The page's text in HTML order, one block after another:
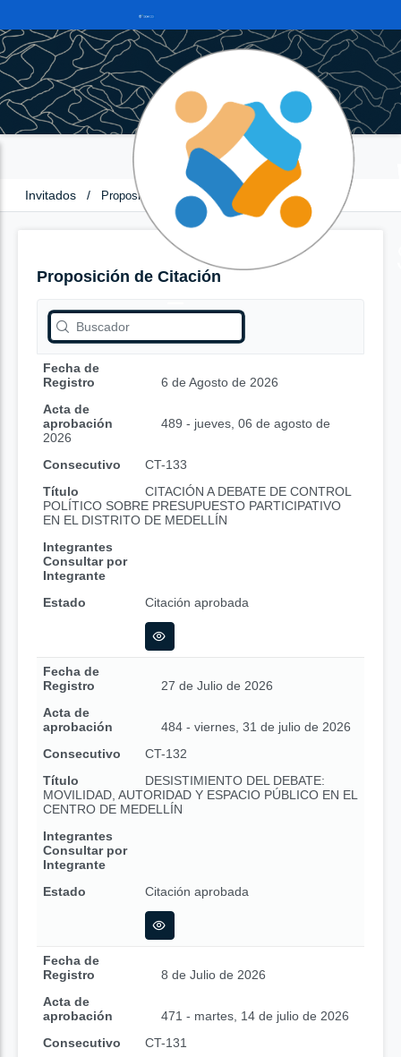
Invitados / Proposición de Citación
Proposición de Citación
Fecha de
Registro
6 de Agosto de 2026
Acta de
aprobación
489 - jueves, 06 de agosto de
2026
Consecutivo
CT-133
Título
CITACIÓN A DEBATE DE CONTROL
POLÍTICO SOBRE PRESUPUESTO PARTICIPATIVO
EN EL DISTRITO DE MEDELLÍN
Integrantes
Consultar por
Integrante
Estado
Citación aprobada
Fecha de
Registro
27 de Julio de 2026
Acta de
aprobación
484 - viernes, 31 de julio de 2026
Consecutivo
CT-132
Título
DESISTIMIENTO DEL DEBATE:
MOVILIDAD, AUTORIDAD Y ESPACIO PÚBLICO EN EL
CENTRO DE MEDELLÍN
Integrantes
Consultar por
Integrante
Estado
Citación aprobada
Fecha de
Registro
8 de Julio de 2026
Acta de
aprobación
471 - martes, 14 de julio de 2026
Consecutivo
CT-131